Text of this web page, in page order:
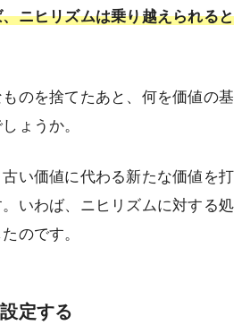
ニヒリズムは乗り越えられると
のを捨てたあと、何を価値の基
ょうか。
い価値に代わる新たな価値を打
いわば、ニヒリズムに対する処
のです。
定する